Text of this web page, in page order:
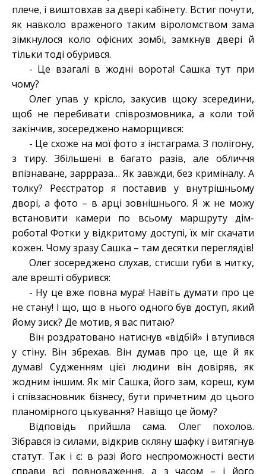
плече, і виштовхав за двері кабінету. Встиг почути,
як навколо враженого таким віроломством зама
зімкнулося коло офісних зомбі, замкнув двері й
тільки тоді обурився.
- Це взагалі в жодні ворота! Сашка тут при
чому?
Олег упав у крісло, закусив щоку зсередини,
щоб не перебивати співрозмовника, а коли той
закінчив, зосереджено наморщився:
- Це схоже на мої фото з інстаграма. З полігону,
з тиру. Збільшені в багато разів, але обличчя
впізнаване, заррраза… Як завжди, без криміналу. А
толку? Реєстратор я поставив у внутрішньому
дворі, а фото – в арці зовнішнього. Я ж не можу
встановити камери по всьому маршруту дім-
робота! Фотки у відкритому доступі, їх міг скачати
кожен. Чому зразу Сашка – там десятки переглядів!
Олег зосереджено слухав, стисши губи в нитку,
але врешті обурився:
- Ну це вже повна мура! Навіть думати про це
не стану! І що, що в нього одного був доступ, який
йому зиск? Де мотив, я вас питаю?
Він роздратовано натиснув «відбій» і втупився
у стіну. Він збрехав. Він думав про це, ще й як
думав! Судженням цієї людини він довіряв, як
жодним іншим. Як міг Сашка, його зам, кореш, кум
і співзасновник бізнесу, бути причетним до цього
планомірного цькування? Навіщо це йому?
Відповідь прийшла сама. Олег похолов.
Зібрався із силами, відкрив скляну шафку і витягнув
статут. Так і є: в разі його неспроможності вести
справи всі повноваження, а з часом – і його